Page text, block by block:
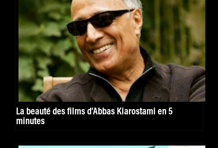
La beauté des films d’Abbas Kiarostami en 5
minutes